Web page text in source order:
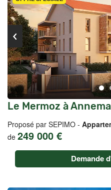
Le Mermoz à
Proposé par SEPIMO -
de 249 000 €
Demande